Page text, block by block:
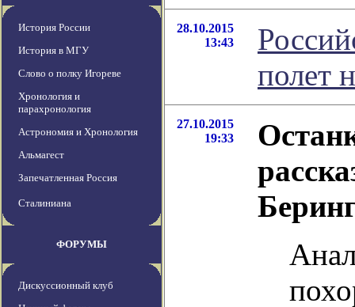
История России
История в МГУ
Слово о полку Игореве
Хронология и
парахронология
Астрономия и Хронология
Альмагест
Запечатленная Россия
Сталиниана
ФОРУМЫ
Дискуссионный клуб
28.10.2015
13:43
полет
27.10.2015
19:33